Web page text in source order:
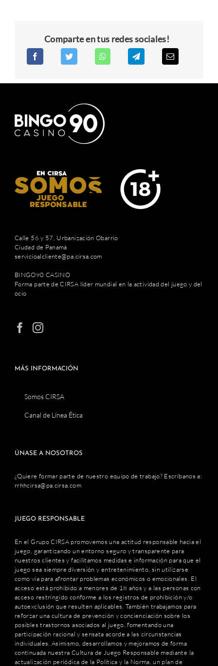
Comparte en tus redes sociales!
Calle 56 y 57, Urbanización Obarrio
Ciudad de Panamá
servicioalcliente@pa.cirsa.com
BINGO90 CASINO
Forma parte de CIRSA líder mundial en la actividad del juego y del
ocio
MÁS INFORMACIÓN
Somos CIRSA
Canal de Línea Ética
ÚNASE A NOSOTROS
¿Quiere formar parte de nuestro equipo de trabajo? Escríbanos a:
rrhhcirsa@pa.cirsa.com
JUEGO RESPONSABLE
En el Grupo CIRSA promovemos una actitud responsable hacia el
juego, garantizando un entorno seguro y transparente para
nuestros clientes y facilitamos medidas e información para que el
juego sea siempre diversión y entretenimiento, sin utilizarse
como vía para afrontar problemas económicos o emocionales. El
acceso está prohibido a menores de 18 años y a las personas con
acceso restringido conforme a los registros de prohibición y/o
autoexclusión que resulten aplicables. También trabajamos para
reforzar una cultura de prevención y concienciación sobre los
posibles trastornos asociados al juego, fomentando una
participación racional y sensata acorde a las circunstancias
individuales. Asimismo, desarrollamos y mejoramos de forma
continuada nuestra Cultura de Juego Responsable mediante la
actualización periódica de la Política y la Norma, un plan de